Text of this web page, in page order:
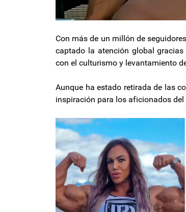
Con más de un millón de
captado la atención global
con el culturismo y levantamiento
Aunque ha estado retirada de las
inspiración para los aficionados